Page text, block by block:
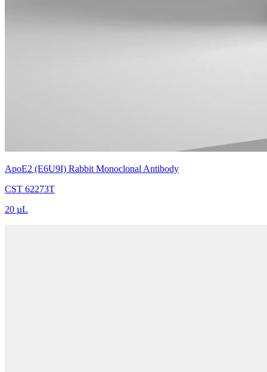
ApoE2 (E6U9I) Rabbit Monoclonal Antibody
CST 62273T
20 µL